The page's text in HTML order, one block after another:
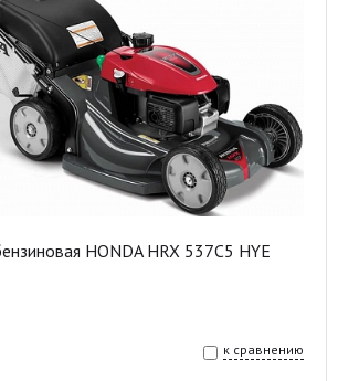
HONDA HRX 537C5 HYE
к сравнению